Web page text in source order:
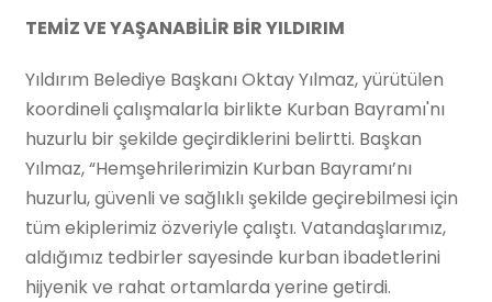
TEMİZ VE YAŞANABİLİR BİR YILDIRIM
Yıldırım Belediye Başkanı Oktay Yılmaz, yürütülen
koordineli çalışmalarla birlikte Kurban Bayramı'nı
huzurlu bir şekilde geçirdiklerini belirtti. Başkan
Yılmaz, “Hemşehrilerimizin Kurban Bayramı’nı
huzurlu, güvenli ve sağlıklı şekilde geçirebilmesi için
tüm ekiplerimiz özveriyle çalıştı. Vatandaşlarımız,
aldığımız tedbirler sayesinde kurban ibadetlerini
hijyenik ve rahat ortamlarda yerine getirdi.